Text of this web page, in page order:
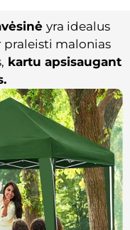
yra idealus
malonias
kartu apsisaugant